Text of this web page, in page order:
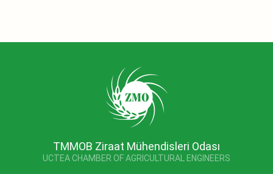
TMMOB Ziraat Mühendisleri Odası
UCTEA CHAMBER OF AGRICULTURAL ENGINEERS